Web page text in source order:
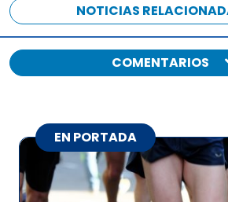
NOTICIAS
COMENTARIOS
EN PORTADA